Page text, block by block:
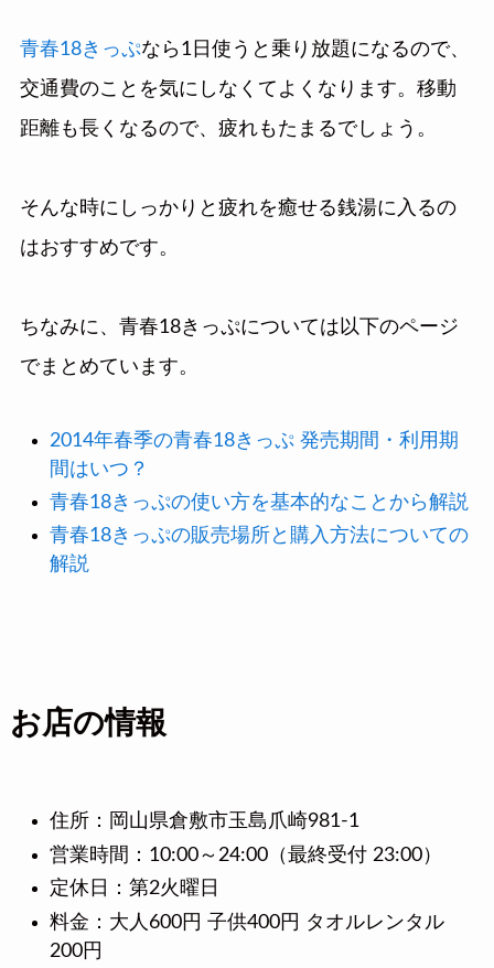
青春18きっぷなら1日使うと乗り放題になるので、
交通費のことを気にしなくてよくなります。移動
距離も長くなるので、疲れもたまるでしょう。
そんな時にしっかりと疲れを癒せる銭湯に入るの
はおすすめです。
ちなみに、青春18きっぷについては以下のページ
でまとめています。
2014年春季の青春18きっぷ 発売期間・利用期
間はいつ？
青春18きっぷの使い方を基本的なことから解説
青春18きっぷの販売場所と購入方法についての
解説
お店の情報
住所：岡山県倉敷市玉島爪崎981-1
営業時間：10:00～24:00（最終受付 23:00）
定休日：第2火曜日
料金：大人600円 子供400円 タオルレンタル
200円